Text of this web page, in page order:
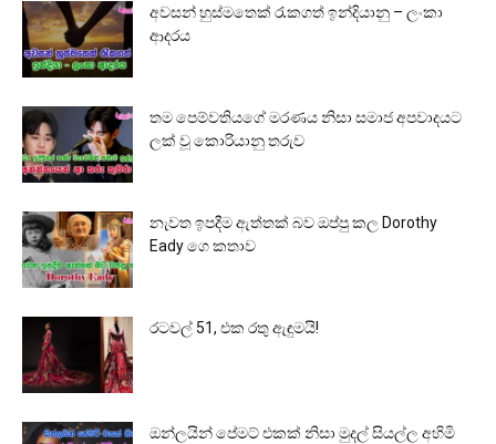
අවසන් හුස්මතෙක් රැකගත් ඉන්දියානු – ලංකා
ආදරය
තම පෙම්වතියගේ මරණය නිසා සමාජ අපවාදයට
ලක් වූ කොරියානු තරුව
නැවත ඉපදීම ඇත්තක් බව ඔප්පු කල Dorothy
Eady ගෙ කතාව
රටවල් 51, එක රතු ඇඳුමයි!
ඔන්ලයින් පේමට් එකක් නිසා මුදල් සියල්ල අහිමි